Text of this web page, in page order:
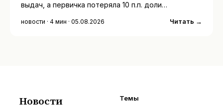
выдач, а первичка потеряла 10 п.п. доли…
новости · 4 мин · 05.08.2026 Читать →
Новости
Темы